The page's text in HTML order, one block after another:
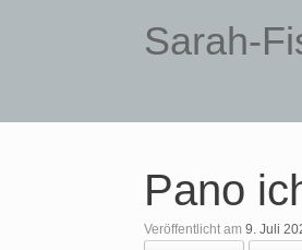
Sarah-
Pano
Veröffentlicht am 9. Juli